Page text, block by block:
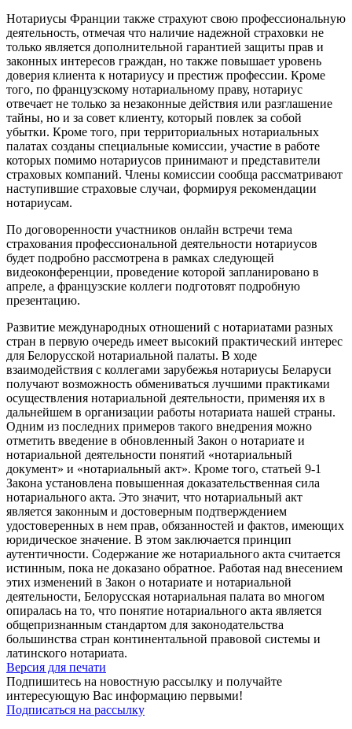
Нотариусы Франции также страхуют свою профессиональную
деятельность, отмечая что наличие надежной страховки не
только является дополнительной гарантией защиты прав и
законных интересов граждан, но также повышает уровень
доверия клиента к нотариусу и престиж профессии. Кроме
того, по французскому нотариальному праву, нотариус
отвечает не только за незаконные действия или разглашение
тайны, но и за совет клиенту, который повлек за собой
убытки. Кроме того, при территориальных нотариальных
палатах созданы специальные комиссии, участие в работе
которых помимо нотариусов принимают и представители
страховых компаний. Члены комиссии сообща рассматривают
наступившие страховые случаи, формируя рекомендации
нотариусам.
По договоренности участников онлайн встречи тема
страхования профессиональной деятельности нотариусов
будет подробно рассмотрена в рамках следующей
видеоконференции, проведение которой запланировано в
апреле, а французские коллеги подготовят подробную
презентацию.
Развитие международных отношений с нотариатами разных
стран в первую очередь имеет высокий практический интерес
для Белорусской нотариальной палаты. В ходе
взаимодействия с коллегами зарубежья нотариусы Беларуси
получают возможность обмениваться лучшими практиками
осуществления нотариальной деятельности, применяя их в
дальнейшем в организации работы нотариата нашей страны.
Одним из последних примеров такого внедрения можно
отметить введение в обновленный Закон о нотариате и
нотариальной деятельности понятий «нотариальный
документ» и «нотариальный акт». Кроме того, статьей 9-1
Закона установлена повышенная доказательственная сила
нотариального акта. Это значит, что нотариальный акт
является законным и достоверным подтверждением
удостоверенных в нем прав, обязанностей и фактов, имеющих
юридическое значение. В этом заключается принцип
аутентичности. Содержание же нотариального акта считается
истинным, пока не доказано обратное. Работая над внесением
этих изменений в Закон о нотариате и нотариальной
деятельности, Белорусская нотариальная палата во многом
опиралась на то, что понятие нотариального акта является
общепризнанным стандартом для законодательства
большинства стран континентальной правовой системы и
латинского нотариата.
Версия для печати
Подпишитесь на новостную рассылку и получайте
интересующую Вас информацию первыми!
Подписаться на рассылку